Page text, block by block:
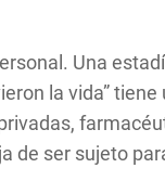
Una
la vida”
de ser sujeto